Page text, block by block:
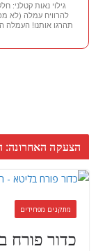
גילוי נאות קטלני:
להרוויח עמלה (לא
תהרגו אותנו! העמלה
הצעקה האחרונה:
מתקנים מפחידים
כדור פורח